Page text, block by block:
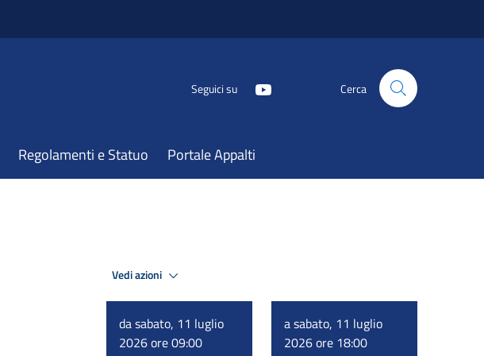
Seguici su Cerca
Regolamenti e Statuo Portale Appalti
Vedi azioni
da sabato, 11 luglio
2026 ore 09:00
a sabato, 11 luglio
2026 ore 18:00